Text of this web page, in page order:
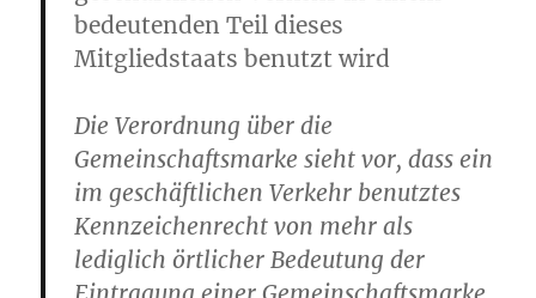
bedeutenden Teil dieses
Mitgliedstaats benutzt wird
Die Verordnung über die
Gemeinschaftsmarke sieht vor, dass ein
im geschäftlichen Verkehr benutztes
Kennzeichenrecht von mehr als
lediglich örtlicher Bedeutung der